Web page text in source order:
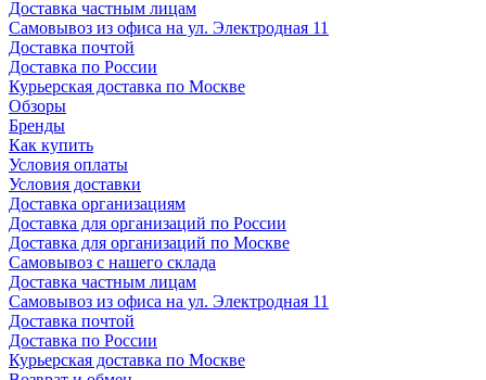
Доставка частным лицам
Самовывоз из офиса на ул. Электродная 11
Доставка почтой
Доставка по России
Курьерская доставка по Москве
Обзоры
Бренды
Как купить
Условия оплаты
Условия доставки
Доставка организациям
Доставка для организаций по России
Доставка для организаций по Москве
Самовывоз с нашего склада
Доставка частным лицам
Самовывоз из офиса на ул. Электродная 11
Доставка почтой
Доставка по России
Курьерская доставка по Москве